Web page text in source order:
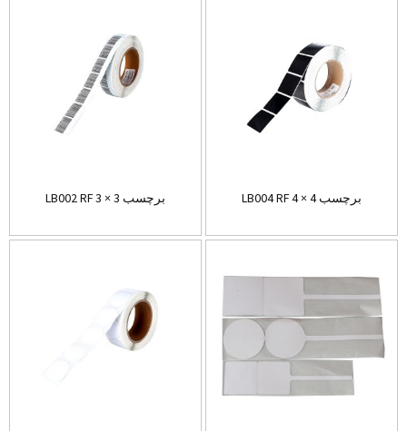
LB002 RF برچسب 3 × 3 LB004 RF برچسب 4 × 4